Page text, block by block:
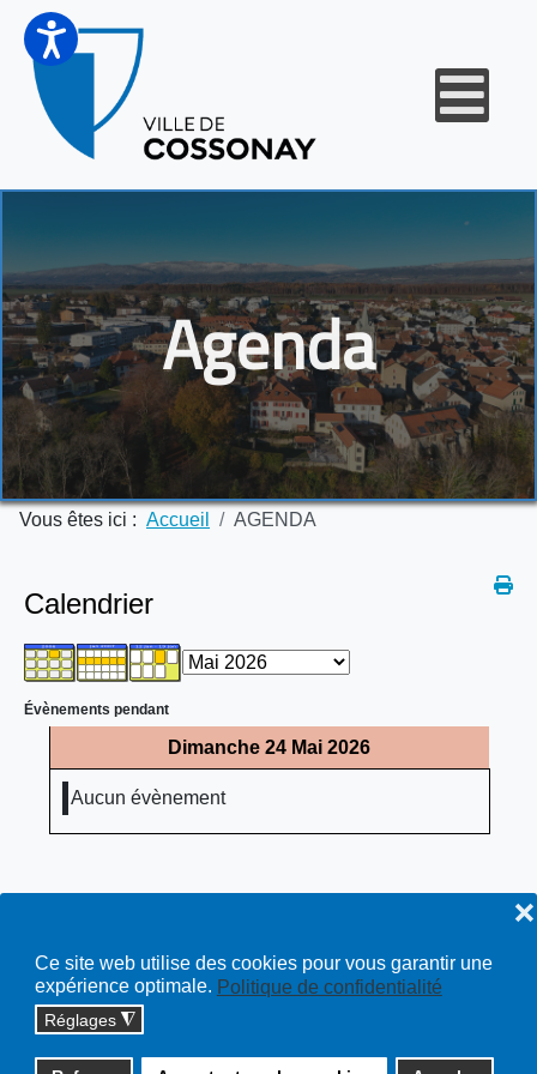
Ce site web utilise des cookies pour vous garantir une
expérience optimale. Politique de confidentialité
Réglages ◮
❌
Agenda
Vous êtes ici : Accueil AGENDA
Calendrier
Évènements pendant
Dimanche 24 Mai 2026
Aucun évènement
Copyright © 2026 cossonay.ch - tous droits réservés | site :